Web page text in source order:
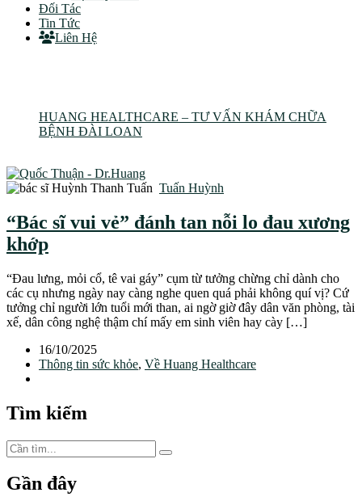
Đối Tác
Tin Tức
Liên Hệ
HUANG HEALTHCARE – TƯ VẤN KHÁM CHỮA
BỆNH ĐÀI LOAN
Tuấn Huỳnh
“Bác sĩ vui vẻ” đánh tan nỗi lo đau xương
khớp
“Đau lưng, mỏi cổ, tê vai gáy” cụm từ tưởng chừng chỉ dành cho
các cụ nhưng ngày nay càng nghe quen quá phải không quí vị? Cứ
tưởng chỉ người lớn tuổi mới than, ai ngờ giờ đây dân văn phòng, tài
xế, dân công nghệ thậm chí mấy em sinh viên hay cày […]
16/10/2025
Thông tin sức khỏe, Về Huang Healthcare
Tìm kiếm
Gần đây